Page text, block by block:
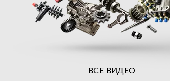
Вакансии
Гарантия лучшей цены
ВСЕ ВИДЕО